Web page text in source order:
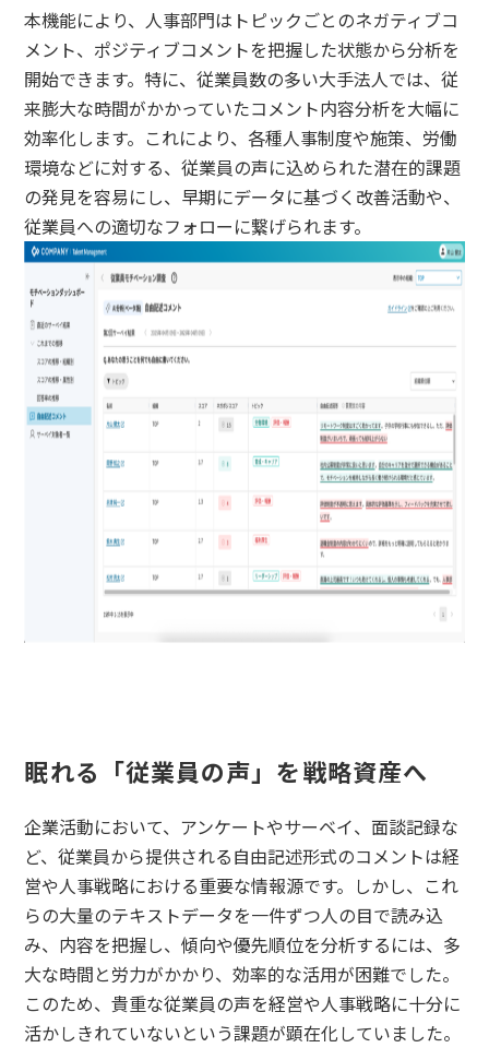
本機能により、人事部門はトピックごとのネガティブコ
メント、ポジティブコメントを把握した状態から分析を
開始できます。特に、従業員数の多い大手法人では、従
来膨大な時間がかかっていたコメント内容分析を大幅に
効率化します。これにより、各種人事制度や施策、労働
環境などに対する、従業員の声に込められた潜在的課題
の発見を容易にし、早期にデータに基づく改善活動や、
従業員への適切なフォローに繋げられます。
眠れる「従業員の声」を戦略資産へ
企業活動において、アンケートやサーベイ、面談記録な
ど、従業員から提供される自由記述形式のコメントは経
営や人事戦略における重要な情報源です。しかし、これ
らの大量のテキストデータを一件ずつ人の目で読み込
み、内容を把握し、傾向や優先順位を分析するには、多
大な時間と労力がかかり、効率的な活用が困難でした。
このため、貴重な従業員の声を経営や人事戦略に十分に
活かしきれていないという課題が顕在化していました。